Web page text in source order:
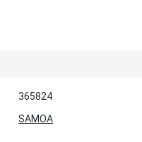
365824
SAMOA